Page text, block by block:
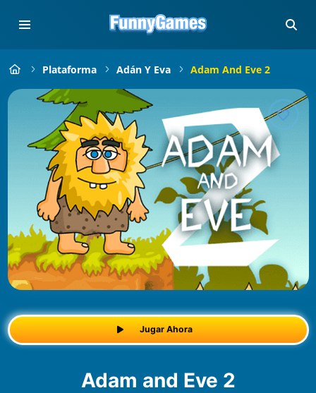
Plataforma Adán Y Eva Adam And Eve 2
Jugar Ahora
Adam and Eve 2